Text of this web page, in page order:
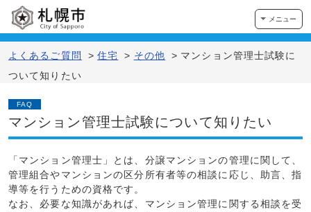
メニュー
よくあるご質問 > 住宅 > その他 > マンション管理士試験に
ついて知りたい
FAQ
マンション管理士試験について知りたい
「マンション管理士」とは、分譲マンションの管理に関して、
管理組合やマンションの区分所有者等の相談に応じ、助言、指
導等を行うための資格です。
なお、必要な知識があれば、マンション管理に関する相談を受